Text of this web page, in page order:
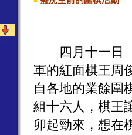
四月十一日（
軍的紅面棋王周
自各地的業餘圍
組十六人，棋王
卯起勁來，想在